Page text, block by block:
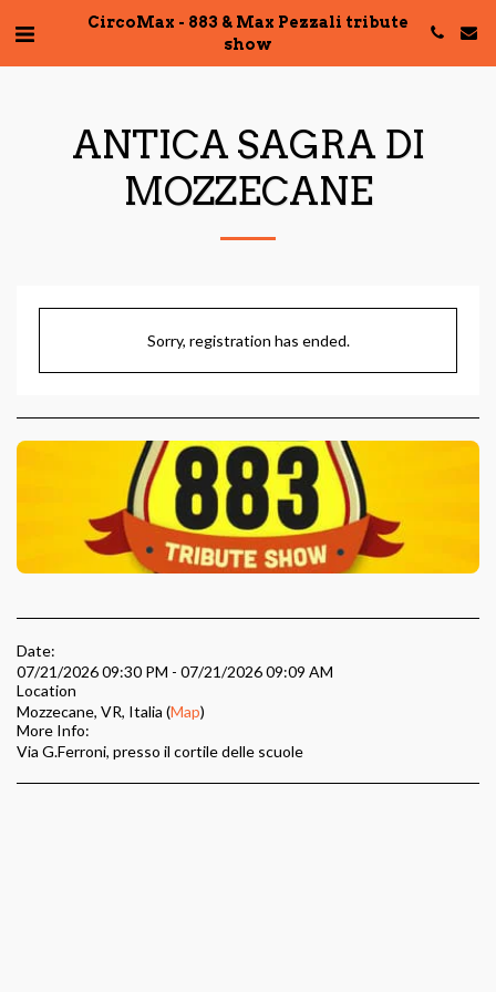
CircoMax - 883 & Max Pezzali tribute
show
ANTICA SAGRA DI
MOZZECANE
Sorry, registration has ended.
Date:
07/21/2026 09:30 PM - 07/21/2026 09:09 AM
Location
Mozzecane, VR, Italia (Map)
More Info:
Via G.Ferroni, presso il cortile delle scuole